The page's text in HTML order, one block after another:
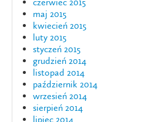
maj 2015
kwiecień 2015
luty 2015
styczeń 2015
grudzień 2014
listopad 2014
październik 2014
wrzesień 2014
sierpień 2014
lipiec 2014